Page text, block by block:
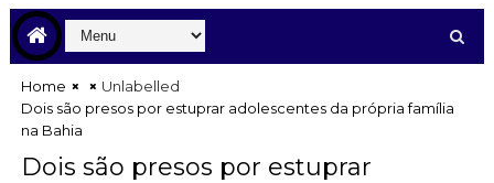
Home
Unlabelled
Dois são presos por estuprar adolescentes da própria família
na Bahia
Dois são presos por estuprar